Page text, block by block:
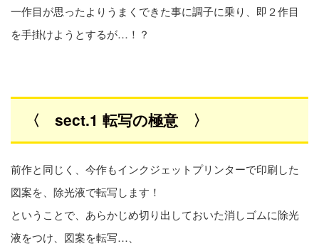
一作目が思ったよりうまくできた事に調子に乗り、即２作目
を手掛けようとするが…！？
〈 sect.1 転写の極意 〉
前作と同じく、今作もインクジェットプリンターで印刷した
図案を、除光液で転写します！
ということで、あらかじめ切り出しておいた消しゴムに除光
液をつけ、図案を転写…、